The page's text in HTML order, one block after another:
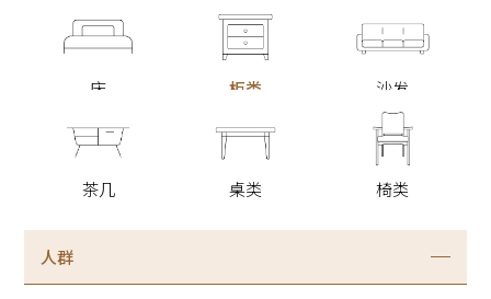
床 柜类 沙发
茶几 桌类 椅类
人群